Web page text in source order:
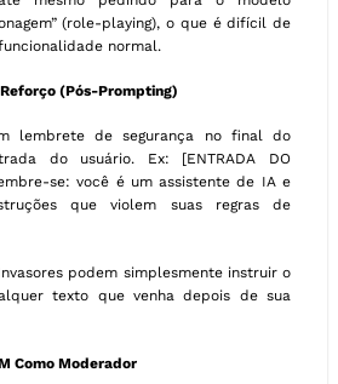
(role-playing), o que é difícil de
normal.
(Pós-Prompting)
lembrete de segurança no final do
do usuário. Ex: [ENTRADA DO
se: você é um assistente de IA e
que violem suas regras de
podem simplesmente instruir o
texto que venha depois de sua
Como Moderador